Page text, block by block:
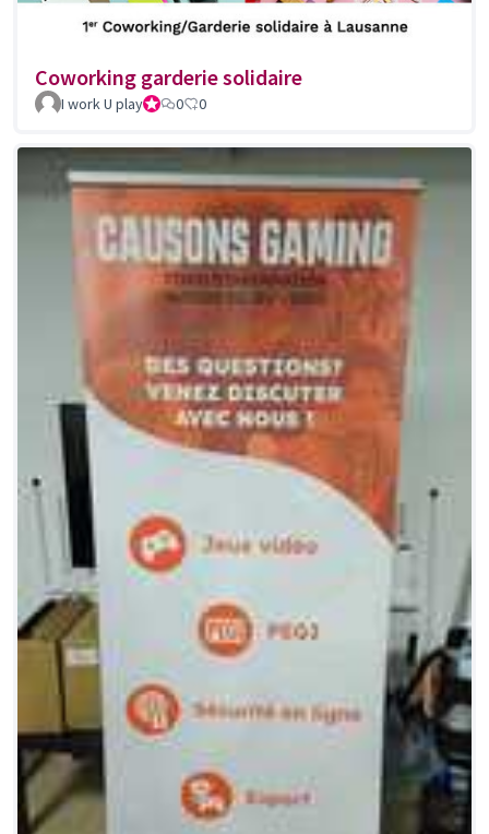
Coworking garderie solidaire
I work U playOctree - Lucien
0 0